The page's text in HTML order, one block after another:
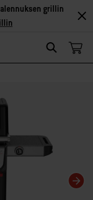
Search
grillin